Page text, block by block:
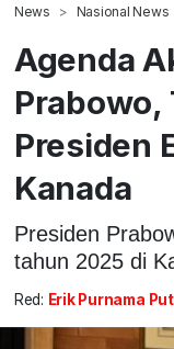
News Nasional News
Agenda
Prabowo,
Presiden
Kanada
Presiden
tahun 2025 di
Red: Erik Purnama